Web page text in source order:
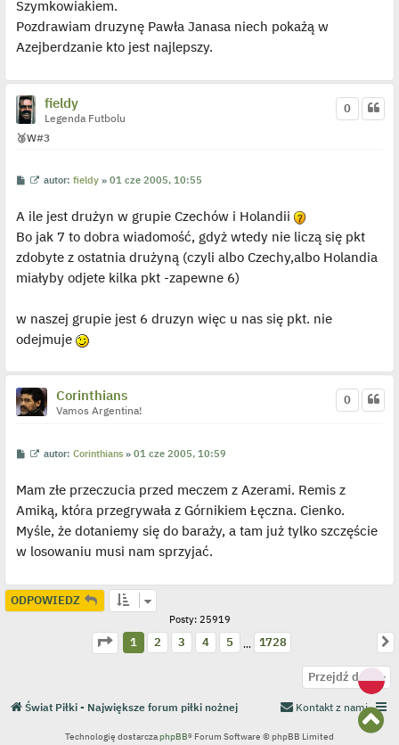
j
e
d
n
y
p
o
Szymkowiakiem.
Pozdrawiam druzynę Pawła Janasa niech pokażą w
Azejberdzanie kto jest najlepszy.
fieldy
Legenda Futbolu
🥉W#3
0
P
t
W
w
i
e
l
p
o
d
n
y
p
o
s
autor:fieldy »01 cze 2005, 10:55
A ile jest drużyn w grupie Czechów i Holandii
Bo jak 7 to dobra wiadomość, gdyż wtedy nie liczą się pkt
zdobyte z ostatnia drużyną (czyli albo Czechy,albo Holandia
miałyby odjete kilka pkt -zapewne 6)
w naszej grupie jest 6 druzyn więc u nas się pkt. nie
odejmuje
Corinthians
Vamos Argentina!
0
P
t
W
w
i
e
l
o
d
y
n
autor:Corinthians »01 cze 2005, 10:59
Mam złe przeczucia przed meczem z Azerami. Remis z
Amiką, która przegrywała z Górnikiem Łęczna. Cienko.
Myśle, że dotaniemy się do baraży, a tam już tylko szczęście
w losowaniu musi nam sprzyjać.
ODPOWIEDZ
Posty: 25919
Strona z 1728
1 2 3 4 5 … 1728
Przejdź doN
a
g
ó
N
Świat Piłki - Największe forum piłki nożnej Kontakt z nami
Technologię dostarczaphpBB® Forum Software © phpBB Limited